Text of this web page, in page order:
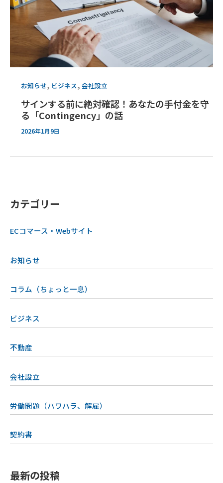
お知らせ, ビジネス, 会社設立
サインする前に絶対確認！あなたの手付金を守
る「Contingency」の話
2026年1月9日
カテゴリー
ECコマース・Webサイト
お知らせ
コラム（ちょっと一息）
ビジネス
不動産
会社設立
労働問題（パワハラ、解雇）
契約書
最新の投稿